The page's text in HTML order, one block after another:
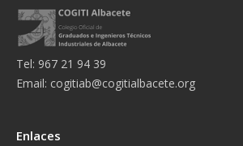
Tel: 967 21 94 39
Email: cogitiab@cogitialbacete.org
Enlaces